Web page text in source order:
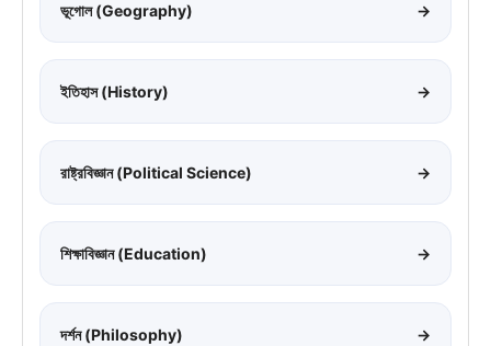
ভূগোল (Geography) →
ইতিহাস (History) →
রাষ্ট্রবিজ্ঞান (Political Science) →
শিক্ষাবিজ্ঞান (Education) →
দর্শন (Philosophy) →